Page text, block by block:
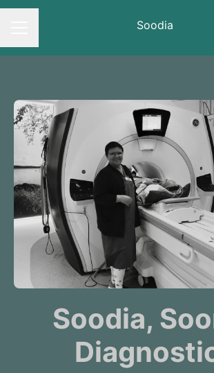
Soodia
Soodia,